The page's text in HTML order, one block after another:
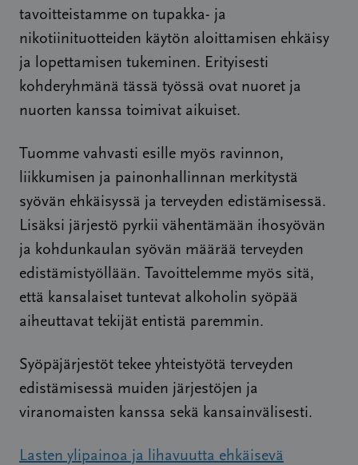
tavoitteistamme on tupakka- ja
nikotiinituotteiden käytön aloittamisen ehkäisy
ja lopettamisen tukeminen. Erityisesti
kohderyhmänä tässä työssä ovat nuoret ja
nuorten kanssa toimivat aikuiset.
Tuomme vahvasti esille myös ravinnon,
liikkumisen ja painonhallinnan merkitystä
syövän ehkäisyssä ja terveyden edistämisessä.
Lisäksi järjestö pyrkii vähentämään ihosyövän
ja kohdunkaulan syövän määrää terveyden
edistämistyöllään. Tavoittelemme myös sitä,
että kansalaiset tuntevat alkoholin syöpää
aiheuttavat tekijät entistä paremmin.
Syöpäjärjestöt tekee yhteistyötä terveyden
edistämisessä muiden järjestöjen ja
viranomaisten kanssa sekä kansainvälisesti.
Lasten ylipainoa ja lihavuutta ehkäisevä